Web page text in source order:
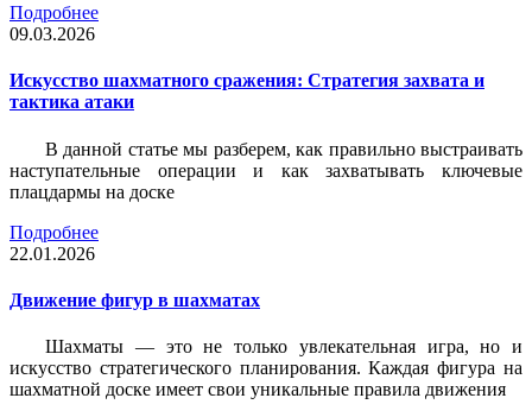
Подробнее
09.03.2026
Искусство шахматного сражения: Стратегия захвата и
тактика атаки
В данной статье мы разберем, как правильно выстраивать
наступательные операции и как захватывать ключевые
плацдармы на доске
Подробнее
22.01.2026
Движение фигур в шахматах
Шахматы — это не только увлекательная игра, но и
искусство стратегического планирования. Каждая фигура на
шахматной доске имеет свои уникальные правила движения